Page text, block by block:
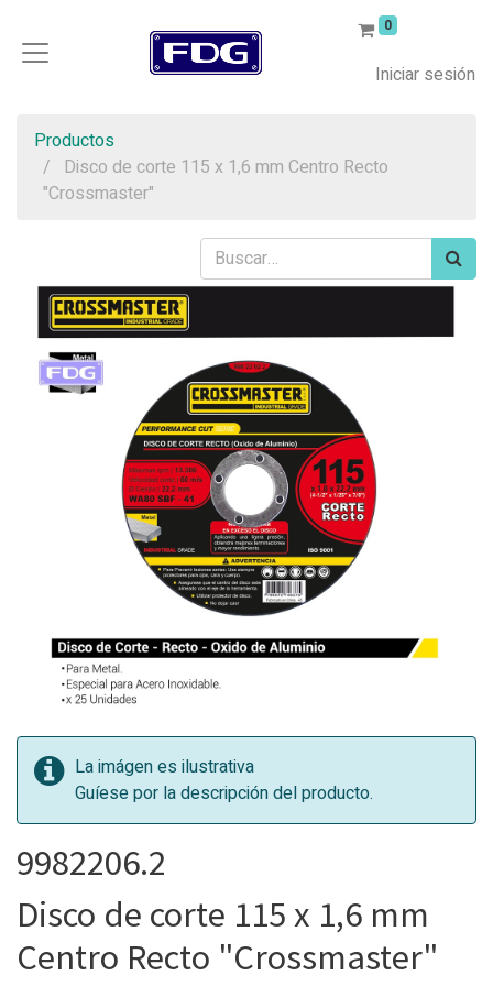
0
Iniciar sesión
Productos
Disco de corte 115 x 1,6 mm Centro Recto
"Crossmaster"
La imágen es ilustrativa
Guíese por la descripción del producto.
9982206.2
Disco de corte 115 x 1,6 mm
Centro Recto "Crossmaster"